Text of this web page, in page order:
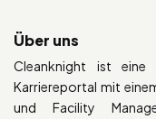
Über uns
Cleanknight ist eine
Karriereportal mit
und Facility